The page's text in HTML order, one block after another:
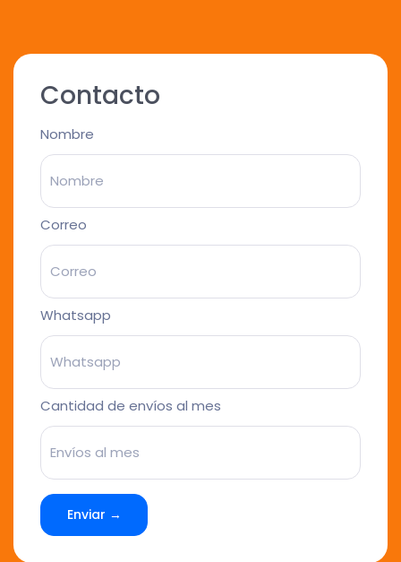
Contacto
Nombre
Correo
Whatsapp
Cantidad de envíos al mes
Enviar →